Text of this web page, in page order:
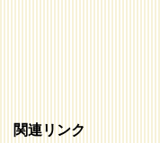
関連リンク